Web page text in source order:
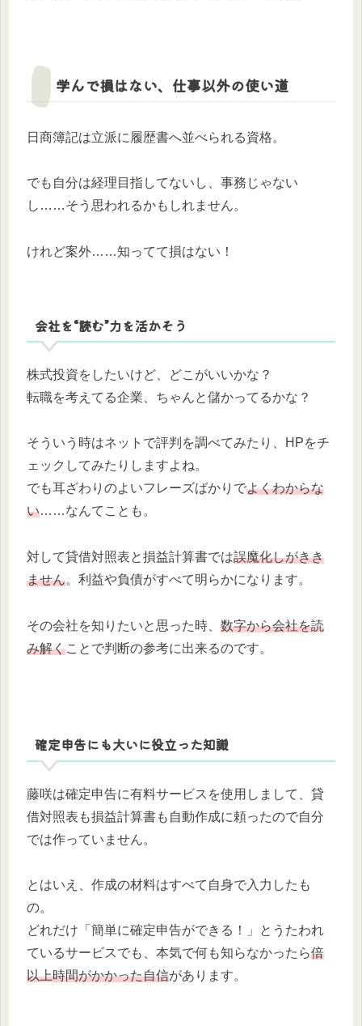
学んで損はない、仕事以外の使い道
日商簿記は立派に履歴書へ並べられる資格。
でも自分は経理目指してないし、事務じゃない
し……そう思われるかもしれません。
けれど案外……知ってて損はない！
会社を“読む”力を活かそう
株式投資をしたいけど、どこがいいかな？
転職を考えてる企業、ちゃんと儲かってるかな？
そういう時はネットで評判を調べてみたり、HPをチ
ェックしてみたりしますよね。
でも耳ざわりのよいフレーズばかりでよくわからな
い……なんてことも。
対して貸借対照表と損益計算書では誤魔化しがきき
ません。利益や負債がすべて明らかになります。
その会社を知りたいと思った時、 数字から会社を読
み解くことで判断の参考に出来るのです。
確定申告にも大いに役立った知識
藤咲は確定申告に有料サービスを使用しまして、貸
借対照表も損益計算書も自動作成に頼ったので自分
では作っていません。
とはいえ、作成の材料はすべて自身で入力したも
の。
どれだけ「簡単に確定申告ができる！」とうたわれ
ているサービスでも、本気で何も知らなかったら倍
以上時間がかかった自信があります。